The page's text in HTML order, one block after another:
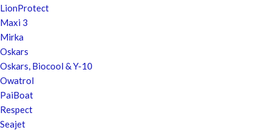
LionProtect
Maxi 3
Mirka
Oskars
Oskars, Biocool & Y-10
Owatrol
PaiBoat
Respect
Seajet